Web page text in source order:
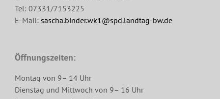
Tel: 07331/7153225
E-Mail: sascha.binder.wk1@spd.landtag-bw.de
Öffnungszeiten:
Montag von 9– 14 Uhr
Dienstag und Mittwoch von 9– 16 Uhr